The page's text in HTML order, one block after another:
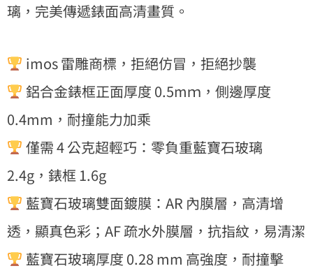
璃，完美傳遞錶面高清畫質。
imos 雷雕商標，拒絕仿冒，拒絕抄襲
鋁合金錶框正面厚度 0.5mｍ，側邊厚度
0.4mm，耐撞能力加乘
僅需 4 公克超輕巧：零負重藍寶石玻璃
2.4g，錶框 1.6g
藍寶石玻璃雙面鍍膜：AR 內膜層，高清增
透，顯真色彩；AF 疏水外膜層，抗指紋，易清潔
藍寶石玻璃厚度 0.28 mm 高強度，耐撞擊